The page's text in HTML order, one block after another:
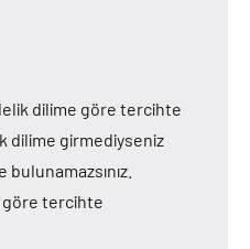
dilime göre tercihte
dilime girmediyseniz
göre tercihte